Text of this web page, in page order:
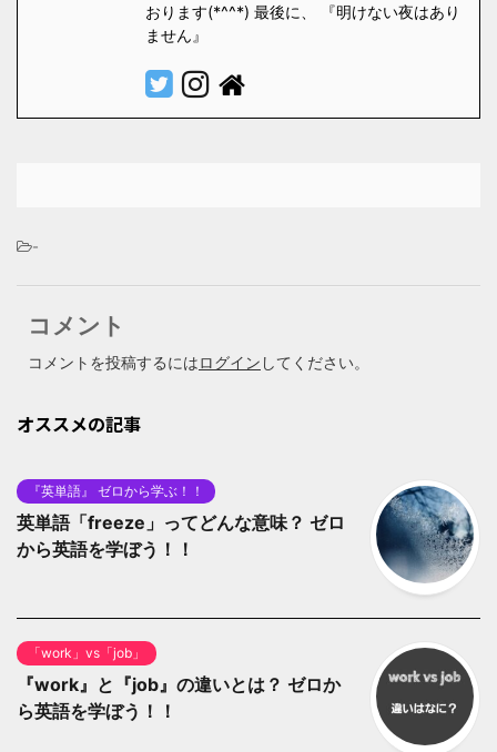
おります(*^^*) 最後に、 『明けない夜はあり
ません』
-
コメント
コメントを投稿するにはログイン してください。
オススメの記事
『英単語』 ゼロから学ぶ！！
英単語「freeze」ってどんな意味？ ゼロ
から英語を学ぼう！！
「work」vs「job」
『work』と『job』の違いとは？ ゼロか
ら英語を学ぼう！！